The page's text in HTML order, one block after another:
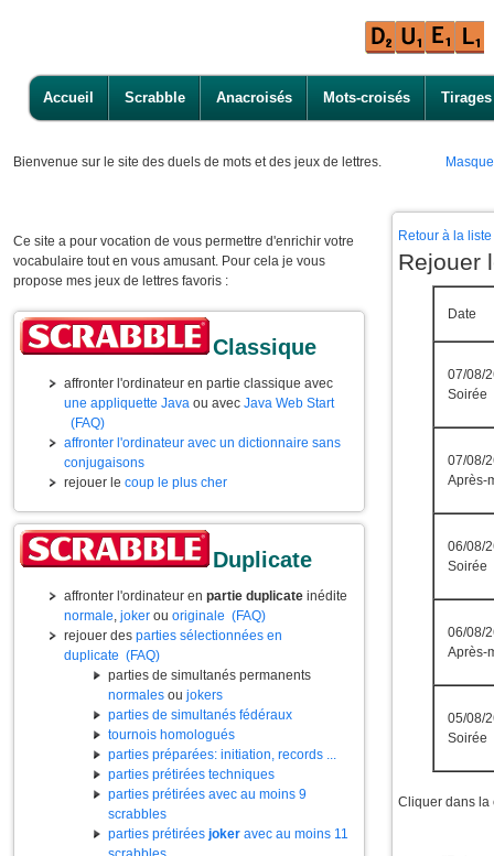
Accueil Scrabble Anacroisés Mots-croisés Tirages
Bienvenue sur le site des duels de mots et des jeux de lettres.
Ce site a pour vocation de vous permettre d'enrichir votre
vocabulaire tout en vous amusant. Pour cela je vous
propose mes jeux de lettres favoris :
Classique
affronter l'ordinateur en partie classique avec
une appliquette Java ou avec Java Web Start
(FAQ)
affronter l'ordinateur avec un dictionnaire sans
conjugaisons
rejouer le coup le plus cher
Duplicate
affronter l'ordinateur en partie duplicate inédite
normale, joker ou originale (FAQ)
rejouer des parties sélectionnées en
duplicate (FAQ)
parties de simultanés permanents
normales ou jokers
parties de simultanés fédéraux
tournois homologués
parties préparées: initiation, records ...
parties prétirées techniques
parties prétirées avec au moins 9
scrabbles
parties prétirées joker avec au moins 11
Retour à la
Rejouer
Date
07/08/
Soirée
07/08/
Après-
06/08/
Soirée
06/08/
Après-
05/08/
Soirée
Cliquer dans la